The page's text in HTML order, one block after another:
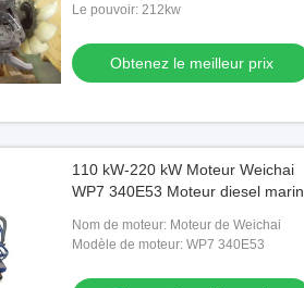
Le pouvoir: 212kw
Obtenez le meilleur prix
110 kW-220 kW Moteur Weichai
WP7 340E53 Moteur diesel marin
Nom de moteur: Moteur de Weichai
Modèle de moteur: WP7 340E53